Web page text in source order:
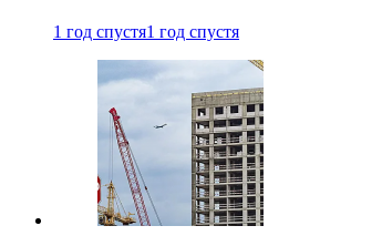
1 год спустя1 год спустя